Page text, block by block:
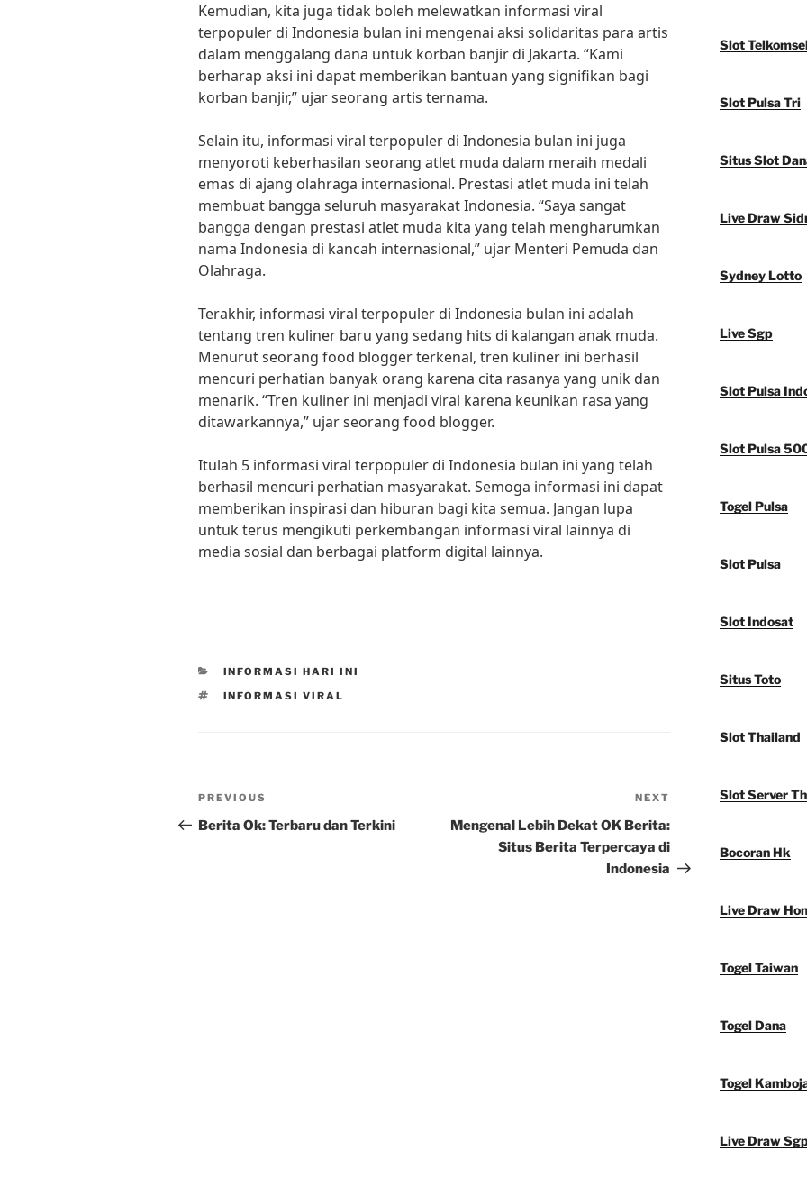
Kemudian, kita juga tidak boleh melewatkan informasi viral
terpopuler di Indonesia bulan ini mengenai aksi solidaritas para artis
dalam menggalang dana untuk korban banjir di Jakarta. “Kami
berharap aksi ini dapat memberikan bantuan yang signifikan bagi
korban banjir,” ujar seorang artis ternama.
Selain itu, informasi viral terpopuler di Indonesia bulan ini juga
menyoroti keberhasilan seorang atlet muda dalam meraih medali
emas di ajang olahraga internasional. Prestasi atlet muda ini telah
membuat bangga seluruh masyarakat Indonesia. “Saya sangat
bangga dengan prestasi atlet muda kita yang telah mengharumkan
nama Indonesia di kancah internasional,” ujar Menteri Pemuda dan
Olahraga.
Terakhir, informasi viral terpopuler di Indonesia bulan ini adalah
tentang tren kuliner baru yang sedang hits di kalangan anak muda.
Menurut seorang food blogger terkenal, tren kuliner ini berhasil
mencuri perhatian banyak orang karena cita rasanya yang unik dan
menarik. “Tren kuliner ini menjadi viral karena keunikan rasa yang
ditawarkannya,” ujar seorang food blogger.
Itulah 5 informasi viral terpopuler di Indonesia bulan ini yang telah
berhasil mencuri perhatian masyarakat. Semoga informasi ini dapat
memberikan inspirasi dan hiburan bagi kita semua. Jangan lupa
untuk terus mengikuti perkembangan informasi viral lainnya di
media sosial dan berbagai platform digital lainnya.
CATEGORIES
INFORMASI HARI INI
TAGS
INFORMASI VIRAL
Post
navigation
Previous
Post
PREVIOUS
Berita Ok: Terbaru dan Terkini
Post
NEXT
Mengenal Lebih Dekat OK Berita:
Situs Berita Terpercaya di
Indonesia
Slot
Slot Pulsa Tri
Situs Slot
Live Draw
Sydney Lotto
Live Sgp
Slot Pulsa
Slot Pulsa
Togel Pulsa
Slot Pulsa
Slot Indosat
Situs Toto
Slot Thailand
Slot Server
Bocoran Hk
Live Draw
Togel Taiwan
Togel Dana
Togel
Live Draw